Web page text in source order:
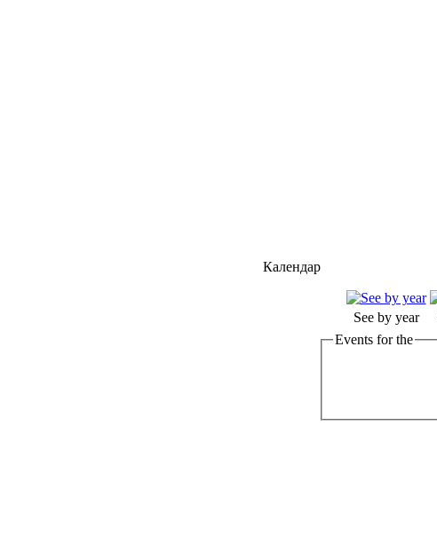
Календар
See by year
Events for the